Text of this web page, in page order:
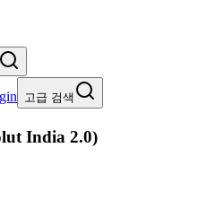
고급 검색
India 2.0)